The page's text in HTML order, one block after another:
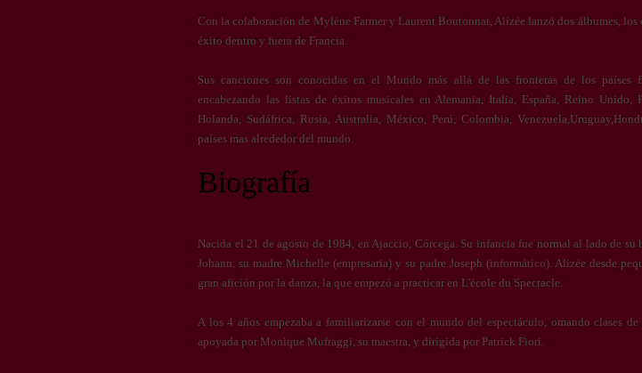
Con la colaboración de Mylène Farmer y Laurent Boutonnat, Alízée lanzó dos álbumes, los
éxito dentro y fuera de Francia.
Sus canciones son conocidas en el Mundo más allá de las fronteras de los países
encabezando las listas de éxitos musicales en Alemania, Italia, España, Reino Unido,
Holanda, Sudáfrica, Rusia, Australia, México, Perú, Colombia,
países mas alrededor del mundo.
Biografía
Nacida el 21 de agosto de 1984, en Ajaccio, Córcega. Su infancia fue normal al lado de su
Johann, su madre Michelle (empresaria) y su padre Joseph (informático). Alizée desde
gran afición por la danza, la que empezó a practicar en L'école du Spectacle.
A los 4 años empezaba a familiarizarse con el mundo del espectáculo, omando clases
apoyada por Monique Mufraggi, su maestra, y dirigida por Patrick Fiori.